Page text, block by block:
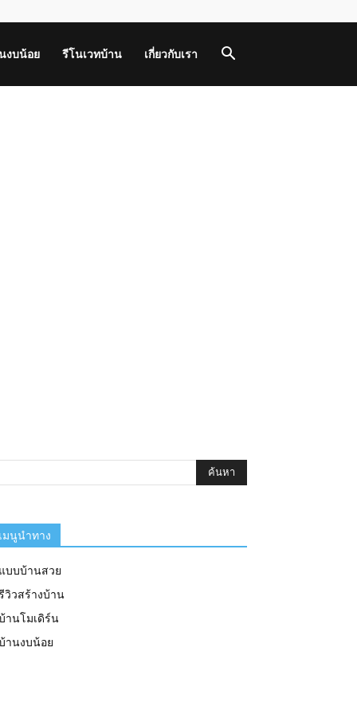
งบน้อย รีโนเวทบ้าน เกี่ยวกับเรา
เมนูนำทาง
แบบบ้านสวย
วิวสร้างบ้าน
านโมเดิร์น
านงบน้อย